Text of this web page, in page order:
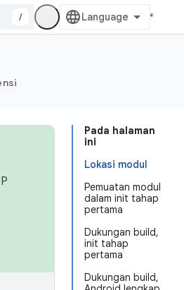
/
Pada halaman
ini
Lokasi modul
Pemuatan modul
dalam init tahap
pertama
Dukungan build,
init tahap
pertama
Dukungan build,